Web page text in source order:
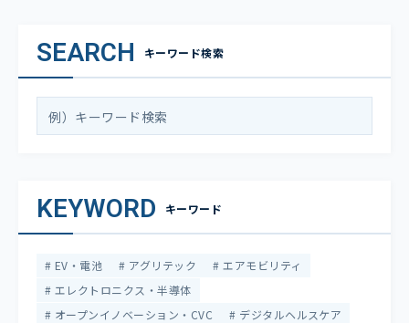
SEARCH キーワード検索
KEYWORD キーワード
EV・電池 アグリテック
エアモビリティ
エレクトロニクス・半導体
オープンイノベーション・CVC
デジタルヘルスケア